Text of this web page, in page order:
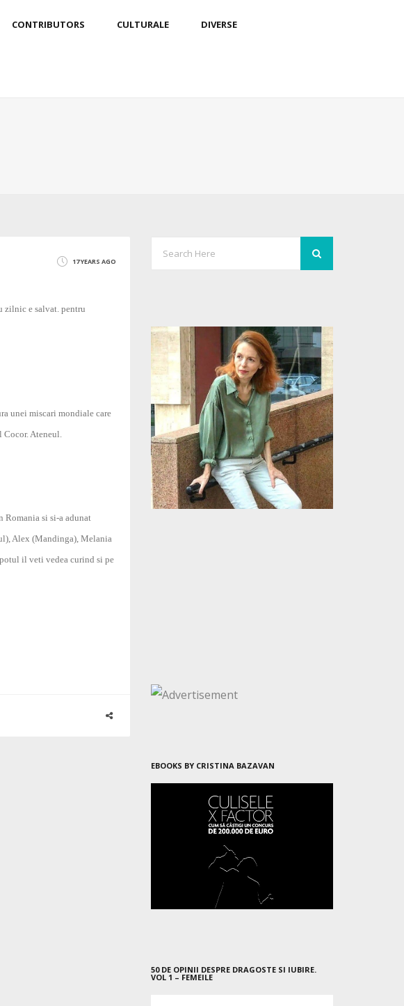
CONTRIBUTORS CULTURALE DIVERSE
17 YEARS AGO
zilnic e salvat. pentru
unei miscari mondiale care
Cocor. Ateneul.
Romania si si-a adunat
Alex (Mandinga), Melania
il veti vedea curind si pe
EBOOKS BY CRISTINA BAZAVAN
50 DE OPINII DESPRE DRAGOSTE SI IUBIRE.
VOL 1 – FEMEILE